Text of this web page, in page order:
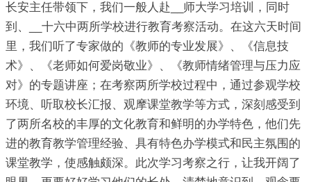
长安主任带领下，我们一般人赴__师大学习培训，同时
到、__十六中两所学校进行教育考察活动。在这六天时间
里，我们听了专家做的《教师的专业发展》、《信息技
术》、《老师如何爱岗敬业》、《教师情绪管理与压力应
对》的专题讲座；在考察两所学校过程中，通过参观学校
环境、听取校长汇报、观摩课堂教学等方式，深刻感受到
了两所名校的丰厚的文化教育和鲜明的办学特色，他们先
进的教育教学管理经验、具有特色办学模式和民主氛围的
课堂教学，使感触颇深。此次学习考察之行，让我开阔了